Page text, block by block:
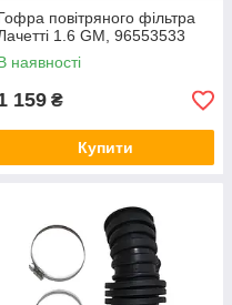
повітряного фільтра
1.6 GM, 96553533
наявності
159 ₴
Купити